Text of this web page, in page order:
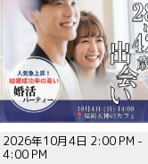
2026年10月4日 2:00 PM -
4:00 PM